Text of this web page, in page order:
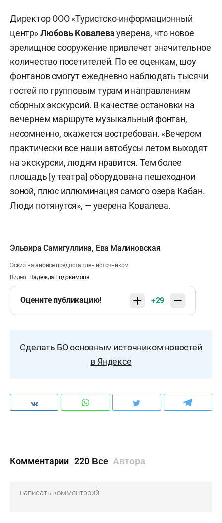
Директор ООО «Туристско-информационный
центр»Любовь Ковалевауверена, что новое
зрелищное сооружение привлечет значительное
количество посетителей. По ее оценкам, шоу
фонтанов смогут ежедневно наблюдать тысячи
гостей по групповым турам и направлениям
сборных экскурсий. В качестве остановки на
вечернем маршруте музыкальный фонтан,
несомненно, окажется востребован. «Вечером
практически все наши автобусы летом выходят
на экскурсии, людям нравится. Тем более
площадь [у театра] оборудована пешеходной
зоной, плюс иллюминация самого озера Кабан.
Люди потянутся», — уверена Ковалева.
Эльвира Самигуллина, Ева Малиновская
Эскиз на анонсе предоставлен источником
Видео: Надежда Евдокимова
Оцените публикацию! +29
Сделать БО основным источником новостей
в Яндексе
Комментарии 220 Все Автора